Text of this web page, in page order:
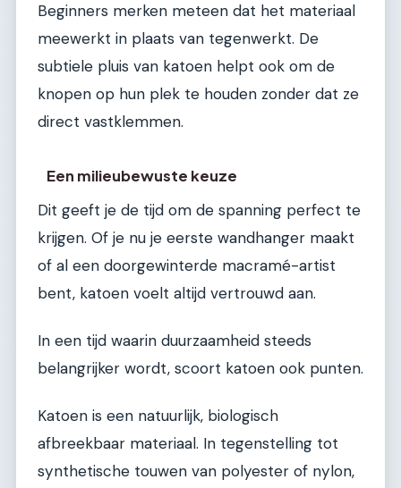
Beginners merken meteen dat het materiaal
meewerkt in plaats van tegenwerkt. De
subtiele pluis van katoen helpt ook om de
knopen op hun plek te houden zonder dat ze
direct vastklemmen.
Een milieubewuste keuze
Dit geeft je de tijd om de spanning perfect te
krijgen. Of je nu je eerste wandhanger maakt
of al een doorgewinterde macramé-artist
bent, katoen voelt altijd vertrouwd aan.
In een tijd waarin duurzaamheid steeds
belangrijker wordt, scoort katoen ook punten.
Katoen is een natuurlijk, biologisch
afbreekbaar materiaal. In tegenstelling tot
synthetische touwen van polyester of nylon,